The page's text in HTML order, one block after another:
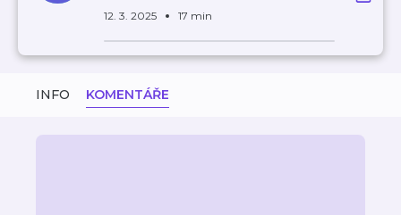
12. 3. 2025 17 min
INFO KOMENTÁŘE